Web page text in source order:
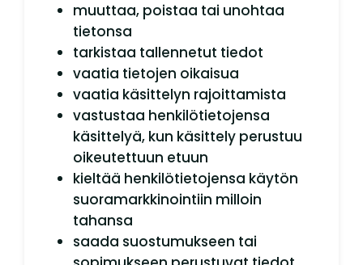
muuttaa, poistaa tai unohtaa
tietonsa
tarkistaa tallennetut tiedot
vaatia tietojen oikaisua
vaatia käsittelyn rajoittamista
vastustaa henkilötietojensa
käsittelyä, kun käsittely perustuu
oikeutettuun etuun
kieltää henkilötietojensa käytön
suoramarkkinointiin milloin
tahansa
saada suostumukseen tai